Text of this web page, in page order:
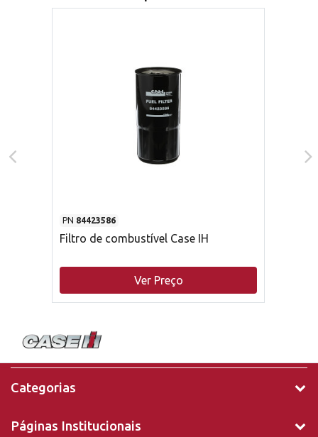
PN 84423586
Filtro de combustível Case IH
Ver Preço
Categorias
Páginas Institucionais